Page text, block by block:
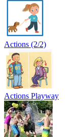
Actions (2/2)
Actions Playway